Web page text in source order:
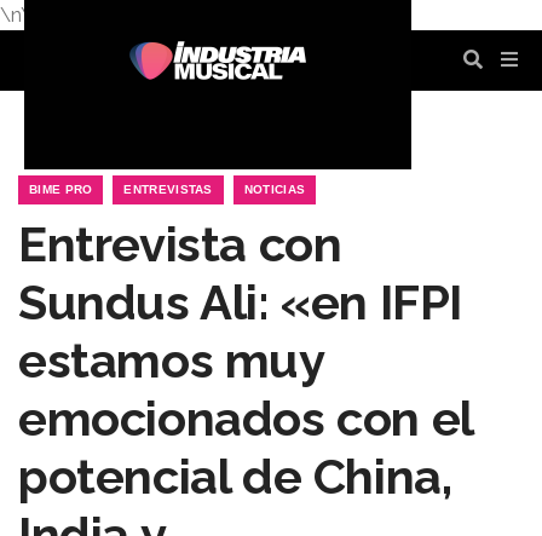
\n\n
BIME PRO ENTREVISTAS NOTICIAS
Entrevista con
Sundus Ali: «en IFPI
estamos muy
emocionados con el
potencial de China,